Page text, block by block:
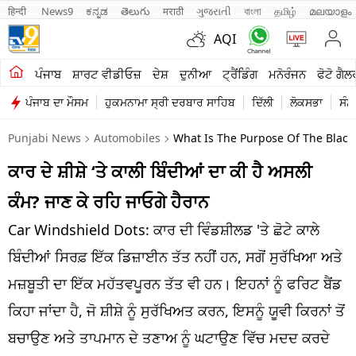
हिन्दी News9 ಕನ್ನಡ తెలుగు मराठी ગુજરાતી বাংলা தமிழ் മലയാളം
AQI
ਪੰਜਾਬ ਸ਼ਾਰਟ ਵੀਡੀਓਜ਼ ਦੇਸ਼ ਦੁਨੀਆ ਟ੍ਰੈਂਡਿੰਗ ਮਨੋਰੰਜਨ ਫੋਟੋ
ਪੰਜਾਬ ਦਾ ਮੌਸਮ ਹੁਕਮਨਾਮਾ ਸ੍ਰੀ ਦਰਬਾਰ ਸਾਹਿਬ ਦਿੱਲੀ ਲੋਕਸਭਾ
ਖੇਤੀਬਾੜੀ
ਸ਼ਾਰਟ ਵੀਡੀਓਜ਼
ਕਾਰੋਬਾਰ
ਕਰਿਅਰ
ਦੇਸ਼
ਲਾਈਫ ਸਟਾਈਲ
ਪੰਜਾਬ
Punjabi News Automobiles What Is The Purpose Of The
ਕਾਰ ਦੇ ਸ਼ੀਸ਼ੇ ‘ਤੇ ਕਾਲੀ ਬਿੰਦੀਆਂ ਦਾ ਕੀ ਹੈ ਅਸਲੀ
ਕੰਮ? ਜਾਣ ਕੇ ਰਹਿ ਜਾਓਗੇ ਹੈਰਾਨ
Car Windshield Dots: ਕਾਰ ਦੀ ਵਿੰਡਸ਼ੀਲਡ 'ਤੇ ਛੋਟੇ ਕਾਲੇ
ਬਿੰਦੀਆਂ ਸਿਰਫ਼ ਇੱਕ ਡਿਜ਼ਾਈਨ ਤੱਤ ਨਹੀਂ ਹਨ, ਸਗੋਂ ਸੁਰੱਖਿਆ ਅਤੇ
ਮਜ਼ਬੂਤੀ ਦਾ ਇੱਕ ਮਹੱਤਵਪੂਰਨ ਤੱਤ ਵੀ ਹਨ। ਇਹਨਾਂ ਨੂੰ ਫਰਿਟ ਬੈਂਡ
ਕਿਹਾ ਜਾਂਦਾ ਹੈ, ਜੋ ਸ਼ੀਸ਼ੇ ਨੂੰ ਸੁਰੱਖਿਅਤ ਕਰਨ, ਇਸਨੂੰ ਯੂਵੀ ਕਿਰਨਾਂ ਤੋਂ
ਬਚਾਉਣ ਅਤੇ ਤਾਪਮਾਨ ਦੇ ਤਣਾਅ ਨੂੰ ਘਟਾਉਣ ਵਿੱਚ ਮਦਦ ਕਰਦੇ